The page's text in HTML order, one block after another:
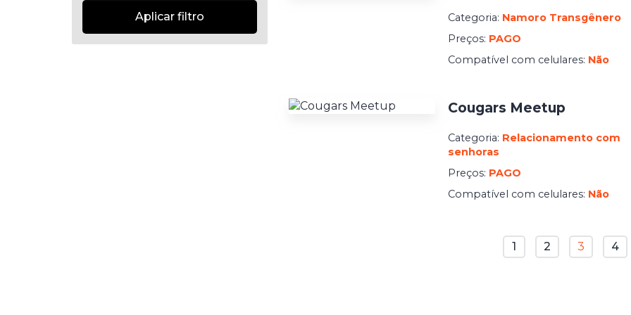
Aplicar filtro Categoria: Namoro Transgênero
Preços: PAGO
Compatível com celulares: Não
Cougars Meetup
Categoria: Relacionamento com
senhoras
Preços: PAGO
Compatível com celulares: Não
1 2 3 4